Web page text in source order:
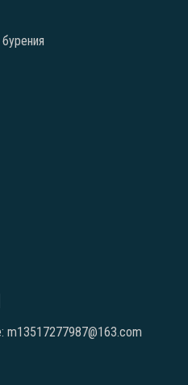
m13517277987@163.com